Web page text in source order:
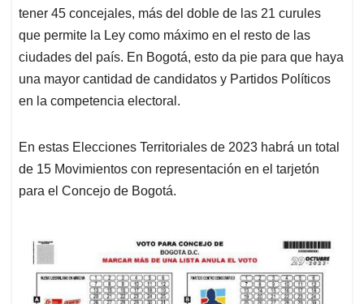
tener 45 concejales, más del doble de las 21 curules
que permite la Ley como máximo en el resto de las
ciudades del país. En Bogotá, esto da pie para que haya
una mayor cantidad de candidatos y Partidos Políticos
en la competencia electoral.
En estas Elecciones Territoriales de 2023 habrá un total
de 15 Movimientos con representación en el tarjetón
para el Concejo de Bogotá.